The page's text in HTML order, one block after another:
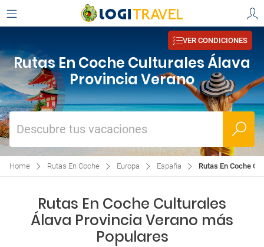
VER CONDICIONES
Rutas En Coche Culturales Álava
Provincia Verano
Descubre tus vacaciones
Home Rutas En Coche Europa España Rutas En Coche
Rutas En Coche Culturales
Álava Provincia Verano más
Populares